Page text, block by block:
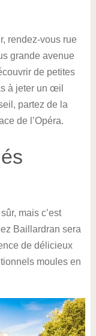
rendez-vous rue
grande avenue
de petites
à jeter un œil
partez de la
de l’Opéra.
mais c’est
Baillardran sera
de délicieux
moules en